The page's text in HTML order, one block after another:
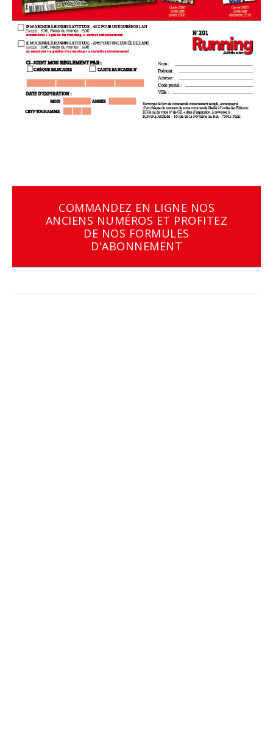
COMMANDEZ EN LIGNE NOS
ANCIENS NUMÉROS ET PROFITEZ
DE NOS FORMULES
D'ABONNEMENT